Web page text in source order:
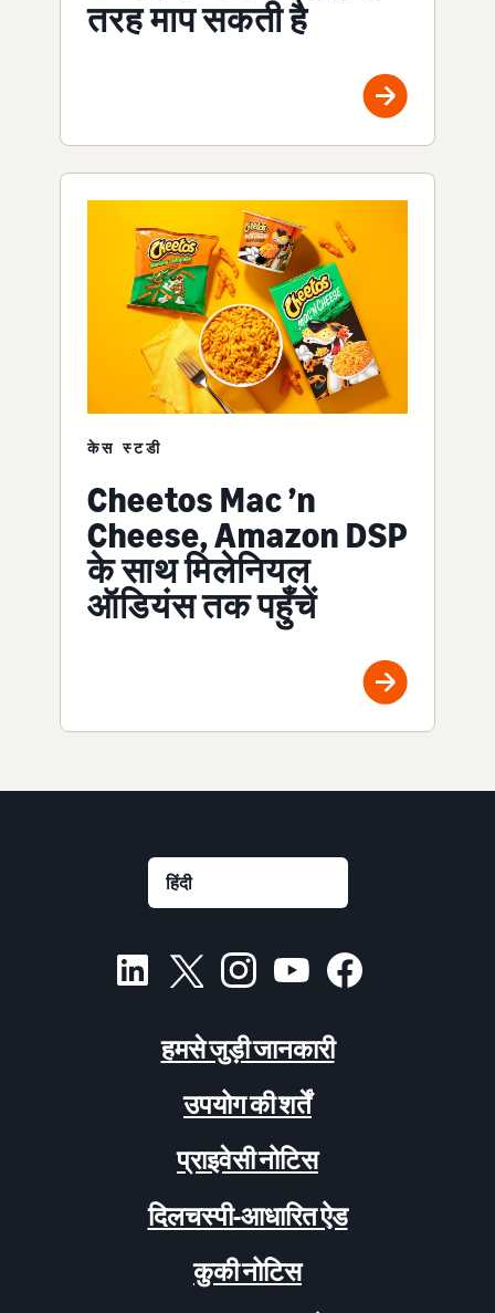
तरह माप सकती है
केस स्टडी
Cheetos Mac ’n
Cheese, Amazon DSP
के साथ मिलेनियल
ऑडियंस तक पहुँचें
हमसे जुड़ी जानकारी
उपयोग की शर्तें
प्राइवेसी नोटिस
दिलचस्पी-आधारित ऐड
कुकी नोटिस